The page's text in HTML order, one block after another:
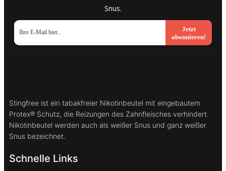
Snus.
Jetzt
abonnieren!
Stingfree ist ein tabakfreier Nikotinbeutel mit eingebautem
Protex® Schutz, die Reizungen des Zahnfleisches verhindert.
Nikotinbeutel werden auch als weißer Snus und ganz weißer
Snus bezeichnet.
Schnelle Links